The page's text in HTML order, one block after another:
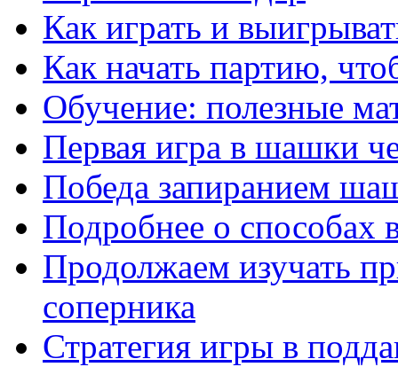
Как играть и
Как начать партию,
Обучение: полезные
Первая игра в шашки
Победа запиранием
Подробнее о способах
Продолжаем изучать
соперника
Стратегия игры в